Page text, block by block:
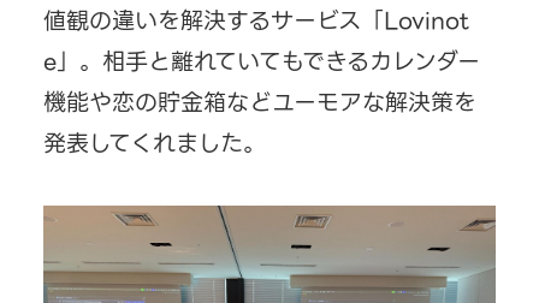
値観の違いを解決するサービス「Lovinot
e」。相手と離れていてもできるカレンダー
機能や恋の貯金箱などユーモアな解決策を
発表してくれました。